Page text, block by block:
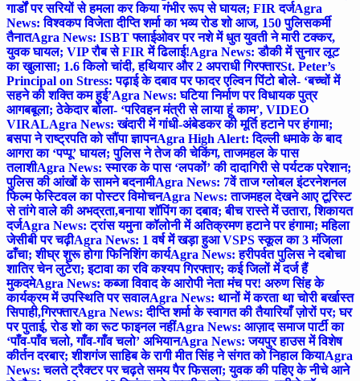
गार्डों पर सरियों से हमला कर किया गंभीर रूप से घायल; FIR दर्जAgra
News: विश्वकप विजेता दीप्ति शर्मा का भव्य रोड शो आज, 150 पुलिसकर्मी
तैनातAgra News: ISBT फ्लाईओवर पर नशे में धुत युवती ने मारी टक्कर,
युवक घायल; VIP रौब से FIR में ढिलाई!Agra News: डौकी में सुनार लूट
का खुलासा; 1.6 किलो चांदी, हथियार और 2 अपराधी गिरफ्तारSt. Peter’s
Principal on Stress: पढ़ाई के दबाव पर फादर एल्विन पिंटो बोले- ‘बच्चों में
सहने की शक्ति कम हुई’Agra News: घटिया निर्माण पर विधायक पुत्र
आगबबूला; ठेकेदार बोला- ‘परिवहन मंत्री से लाया हूं काम’, VIDEO
VIRALAgra News: खंदारी में गांधी-अंबेडकर की मूर्ति हटाने पर हंगामा;
बसपा ने राष्ट्रपति को सौंपा ज्ञापनAgra High Alert: दिल्ली धमाके के बाद
आगरा का ‘पप्पू’ घायल; पुलिस ने तेज की चेकिंग, ताजमहल के पास
तलाशीAgra News: स्मारक के पास ‘लपकों’ की दादागिरी से पर्यटक परेशान;
पुलिस की आंखों के सामने बदनामीAgra News: 7वें ताज ग्लोबल इंटरनेशनल
फिल्म फेस्टिवल का पोस्टर विमोचनAgra News: ताजमहल देखने आए टूरिस्ट
से तांगे वाले की अभद्रता,बनाया शॉपिंग का दबाव; बीच रास्ते में उतारा, शिकायत
दर्जAgra News: ट्रांस यमुना कॉलोनी में अतिक्रमण हटाने पर हंगामा; महिला
जेसीबी पर चढ़ीAgra News: 1 वर्ष में खड़ा हुआ VSPS स्कूल का 3 मंजिला
ढाँचा; शीघ्र शुरू होगा फिनिशिंग कार्यAgra News: हरीपर्वत पुलिस ने दबोचा
शातिर चेन लुटेरा; इटावा का रवि कश्यप गिरफ्तार; कई जिलों में दर्ज हैं
मुकदमेAgra News: कब्जा विवाद के आरोपी नेता मंच पर! अरुण सिंह के
कार्यक्रम में उपस्थिति पर सवालAgra News: थानों में करता था चोरी बर्खास्त
सिपाही,गिरफ्तारAgra News: दीप्ति शर्मा के स्वागत की तैयारियाँ ज़ोरों पर; घर
पर पुताई, रोड शो का रूट फाइनल नहींAgra News: आज़ाद समाज पार्टी का
‘पाँव-पाँव चलो, गाँव-गाँव चलो’ अभियानAgra News: जयपुर हाउस में विशेष
कीर्तन दरबार; शीशगंज साहिब के रागी मीत सिंह ने संगत को निहाल कियाAgra
News: चलते ट्रैक्टर पर चढ़ते समय पैर फिसला; युवक की पहिए के नीचे आने